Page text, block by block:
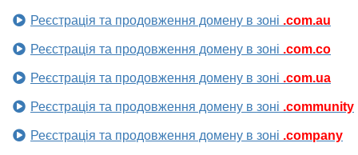
Реєстрація та продовження домену в зоні .com.au
Реєстрація та продовження домену в зоні .com.co
Реєстрація та продовження домену в зоні .com.ua
Реєстрація та продовження домену в зоні .community
Реєстрація та продовження домену в зоні .company